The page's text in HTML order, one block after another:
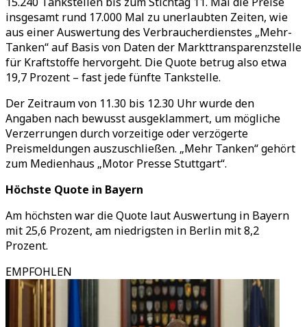
insgesamt rund 17.000 Mal zu unerlaubten Zeiten, wie
aus einer Auswertung des Verbraucherdienstes „Mehr-
Tanken“auf Basis von Daten der Markttransparenzstelle
für Kraftstoffe hervorgeht. Die Quote betrug also etwa
19,7 Prozent – fast jede fünfte Tankstelle.
Der Zeitraum von 11.30 bis 12.30 Uhr wurde den
Angaben nach bewusst ausgeklammert, um mögliche
Verzerrungen durch vorzeitige oder verzögerte
Preismeldungen auszuschließen. „Mehr Tanken“gehört
zum Medienhaus „Motor Presse Stuttgart“.
Höchste Quote in Bayern
Am höchsten war die Quote laut Auswertung in Bayern
mit 25,6 Prozent, am niedrigsten in Berlin mit 8,2
Prozent.
EMPFOHLEN